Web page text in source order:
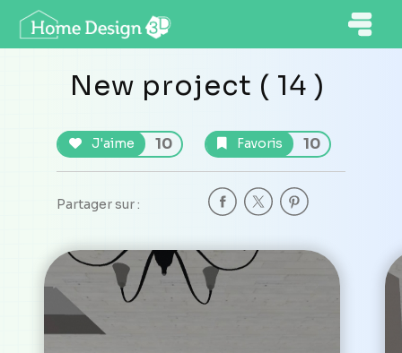
New project ( 14 )
J'aime 10 Favoris 10
Partager sur :